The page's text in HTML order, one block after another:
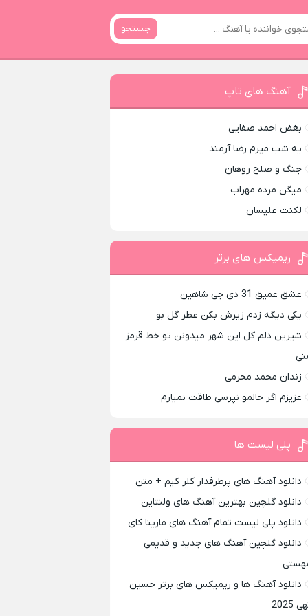
جستجو
آهنگ های تاپ
بغض احمد صفایی
یه شب میرم رضا آرمند
جنگ و صلح روهان
میگن مرده مهراب
لکنت علیسان
ریمیکس های برتر
عشق عمیق 31 دی جی شاهین
یکی دیگه زدم زیرش بکن عطر گل بو
شیرین دلم کل این شهر میدونن تو خط قرمز
زندان محمد محرمی
عزیزم اگر حالمو نپرسی طاقت نمیارم
پلی لیست ها
دانلود آهنگ های پرطرفدار کلر کیم + متن
دانلود گلچین بهترین آهنگ های ولنتاین
دانلود پلی لیست تمام آهنگ های مارینا کای
دانلود گلچین آهنگ های جدید و قدیمی
دانلود آهنگ ها و ریمیکس های برتر حسین
2025